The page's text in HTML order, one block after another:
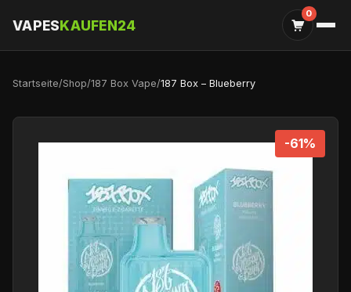
VAPESKAUFEN24
0
Startseite/Shop/187 Box Vape/187 Box – Blueberry
-61%